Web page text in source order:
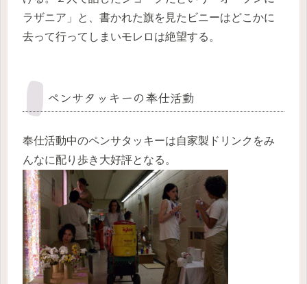
ラザニア」と、書かれた旗を見たビニーはどこかに
去って行ってしまいモレロは絶望する。
ペンサタッキーの奉仕活動
奉仕活動中のペンサタッキーは自家製ドリンクをみ
んなに配り歩き大好評となる。